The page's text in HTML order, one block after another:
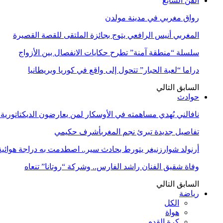
رواق مغربي في مدينة مولدن
المغربي أنيس الرافعي يتوج بجائزة الملتقى للقصة القصيرة
سلسلة “منطقة آمنة” تطرح حكايات الانفصال بين الأزواج
دراما “لعبة الحبار” تتحول إلى واقع في كوريا وبريطانيا
السابق التالي
حوادث
نافالني يُهدي مساهمته في الأوسكار لمن يعارضون
تفاصيل جديدة تبرئ نجم المغربأشرف حكيمي
أرنولد شوارزنيغر يتورط بحادث سير.. اصطدمت به دراجة
وفاة شقيق الفنان راشد الفارس.. وشركة “روتانا” تنعاه
السابق التالي
رياضة
الكل
هواة